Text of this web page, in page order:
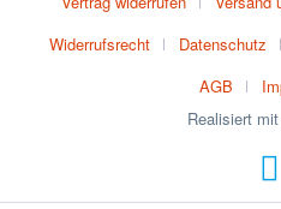
Widerrufsrecht
Datenschutz
AGB
Realisiert